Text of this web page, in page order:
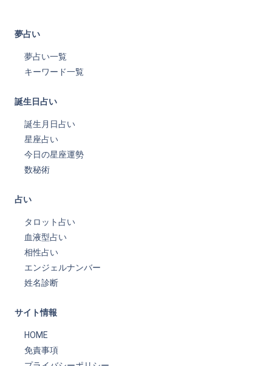
夢占い
夢占い一覧
キーワード一覧
誕生日占い
誕生月日占い
星座占い
今日の星座運勢
数秘術
占い
タロット占い
血液型占い
相性占い
エンジェルナンバー
姓名診断
サイト情報
HOME
免責事項